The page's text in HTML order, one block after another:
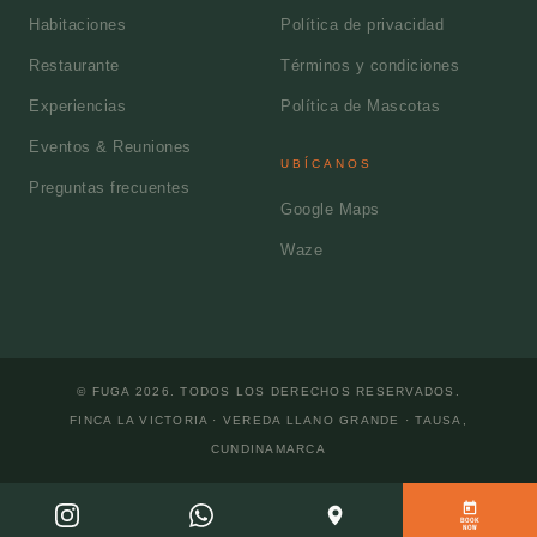
BOOK
NOW
Habitaciones
Restaurante
Experiencias
Eventos & Reuniones
Preguntas frecuentes
Política de privacidad
Términos y condiciones
Política de Mascotas
UBÍCANOS
Google Maps
Waze
© FUGA 2026 . TODOS LOS DERECHOS RESERVADOS.
FINCA LA VICTORIA · VEREDA LLANO GRANDE ·TAUSA
CUNDINAMARCA